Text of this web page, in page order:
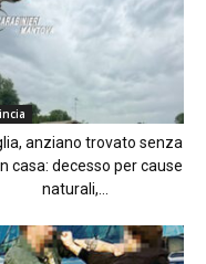
anziano trovato senza
casa: decesso per cause
naturali,...